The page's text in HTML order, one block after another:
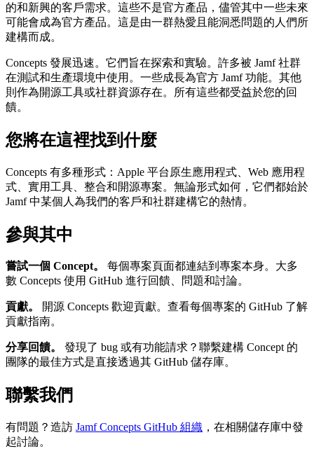
的和新興的客戶需求。這些不是官方產品，儘管其中一些未來
可能會成為官方產品。這是由一群熱愛且能洞悉問題的人們所
建構而成。
Concepts 發展迅速。它們旨在探索和實驗。許多被 Jamf 社群
在測試和生產環境中使用。一些成長為官方 Jamf 功能。其他
則作為開源工具或社群資源存在。所有這些都受益於您的回
饋。
您將在這裡找到什麼
Concepts 有多種形式：Apple 平台原生應用程式、Web 應用程
式、實用工具、整合和開源專案。無論形式如何，它們都始於
Jamf 中某個人為我們的客戶和社群建構它的熱情。
參與其中
嘗試一個 Concept。
每個專案頁面都連結到專案本身。大多
數 Concepts 使用 GitHub 進行回饋、問題和討論。
貢獻。
開源 Concepts 歡迎貢獻。查看每個專案的 GitHub 了解
貢獻指南。
分享回饋。
發現了 bug 或有功能請求？聯繫建構 Concept 的
團隊的最佳方式是直接透過其 GitHub 儲存庫。
聯繫我們
有問題？造訪 Jamf Concepts GitHub 組織 ，在相關儲存庫中發
起討論。